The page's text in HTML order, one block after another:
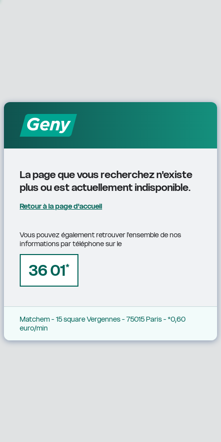
La page que vous recherchez n'existe
plus ou est actuellement indisponible.
Retour à la page d'accueil
Vous pouvez également retrouver l'ensemble de nos
informations par téléphone sur le
36 01*
Matchem - 15 square Vergennes - 75015 Paris - *0,60
euro/min